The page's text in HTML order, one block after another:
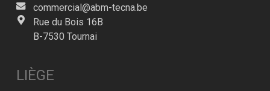
commercial@abm-tecna.be
Rue du Bois 16B
B-7530 Tournai
LIÈGE